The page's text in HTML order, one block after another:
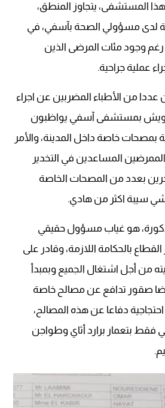
المستشفى، يتجاوز المنطق،
لدى مسؤولي الصحة بآسفي، في
وجود مئات المرضى الذين
عملية جراحية.
من الأطباء المضربين عن اجراء
بمستشفى آسفي يواظبون
بمصحات خاصة داخل المدينة، والأمر
المساعدين في التخدير
بعدد من المصحات الخاصة
سيبة اكثر من هادي.
هو غياب مسؤول حقيقي
بالحكامة اللازمة، وقادر على
من أجل اشتغال الجميع وبمبدأ
صقور تدافع عن مصالح خاصة
دفاعا عن هذه المصالح،
فقط بتعمار برارد أثاي وطواجن